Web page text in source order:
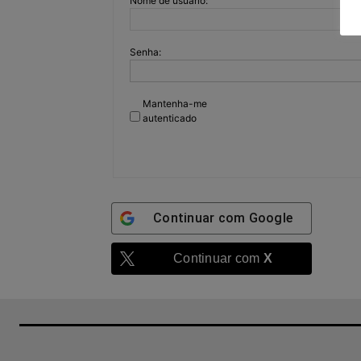
Senha:
Mantenha-me
autenticado
Continuar com Google
Continuar com X